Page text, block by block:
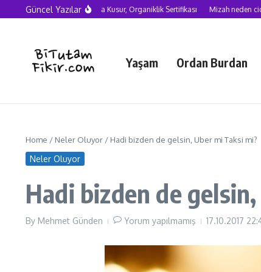
Skip to content
Güncel Yazılar
Yapay Zekâ Çağında Kusur, Organiklik Sertifikası Mizah neden ciddiye
Yaşam Ordan Burdan
Home / Neler Oluyor / Hadi bizden de gelsin, Uber mi Taksi mi?
Neler Oluyor
Hadi bizden de
By Mehmet Günden Yorum yapılmamış 17.10.2017